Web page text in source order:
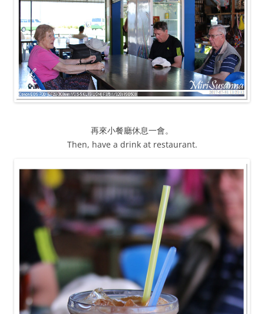
再來小餐廳休息一會。
Then, have a drink at restaurant.